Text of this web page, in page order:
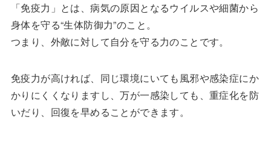
「免疫力」とは、病気の原因となるウイルスや細菌から
身体を守る“生体防御力”のこと。
つまり、外敵に対して自分を守る力のことです。
免疫力が高ければ、同じ環境にいても風邪や感染症にか
かりにくくなりますし、万が一感染しても、重症化を防
いだり、回復を早めることができます。